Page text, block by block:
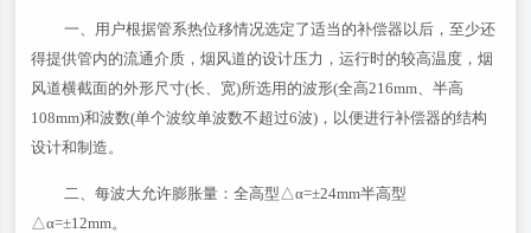
一、用户根据管系热位移情况选定了适当的补偿器以后，至少还
得提供管内的流通介质，烟风道的设计压力，运行时的较高温度，烟
风道横截面的外形尺寸(长、宽)所选用的波形(全高216mm、半高
108mm)和波数(单个波纹单波数不超过6波)，以便进行补偿器的结构
设计和制造。
二、每波大允许膨胀量：全高型△α=±24mm半高型
△α=±12mm。